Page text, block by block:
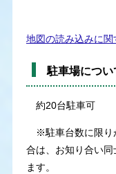
地図の読み込みに関
駐車場につい
約20台駐車可
※駐車台数に限り
合は、お知り合い
ます。